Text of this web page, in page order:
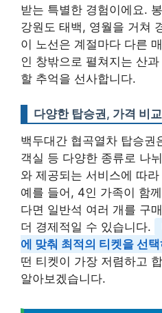
받는 특별한 경험이에요.
강원도 태백, 영월을 거쳐
이 노선은 계절마다 다른
인 창밖으로 펼쳐지는 산
할 추억을 선사합니다.
다양한 탑승권, 가격 비
백두대간 협곡열차 탑승권
객실 등 다양한 종류로 나
와 제공되는 서비스에 따
예를 들어, 4인 가족이 함
다면 일반석 여러 개를 구
더 경제적일 수 있습니다.
에 맞춰 최적의 티켓을 선
떤 티켓이 가장 저렴하고
알아보겠습니다.